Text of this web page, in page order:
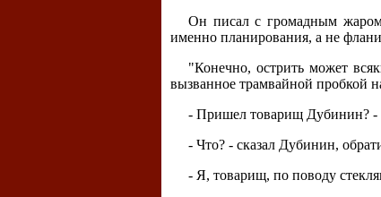
Он писал с громадным
именно планирования, а не
"Конечно, острить может
вызванное трамвайной пробкой
- Пришел товарищ Дубинин? -
- Что? - сказал Дубинин,
- Я, товарищ, по поводу